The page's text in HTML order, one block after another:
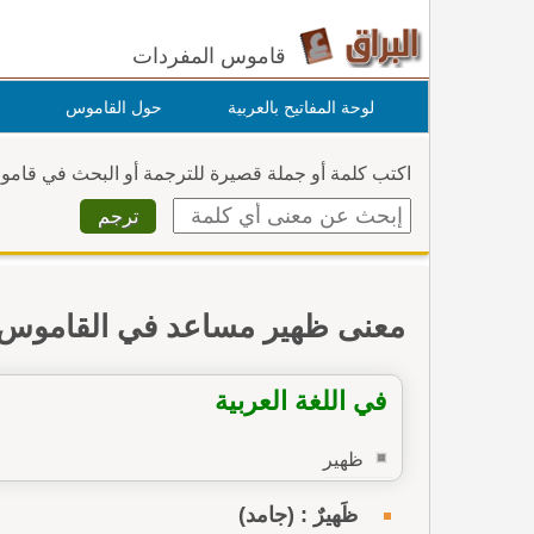
قاموس المفردات
لوحة المفاتيح بالعربية حول القاموس
اكتب كلمة أو جملة قصيرة للترجمة أو البحث في
معنى ظهير مساعد في
في اللغة العربية
ظهير
ظَهيرٌ : (جامد)